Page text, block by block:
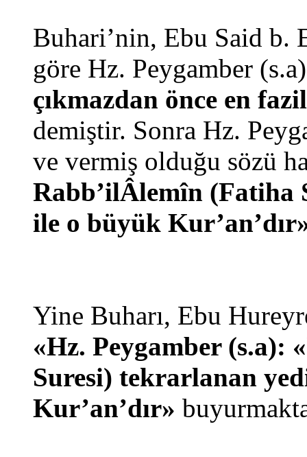
Buhari’nin, Ebu Said b.
göre Hz. Peygamber
çıkmazdan önce en
demiştir. Sonra Hz.
ve vermiş olduğu sözü
Rabb’ilÂlemîn (Fatiha
ile o büyük
Yine Buharı, Ebu
«Hz. Peygamber (s.a):
Suresi) tekrarlanan
Kur’an’dır»